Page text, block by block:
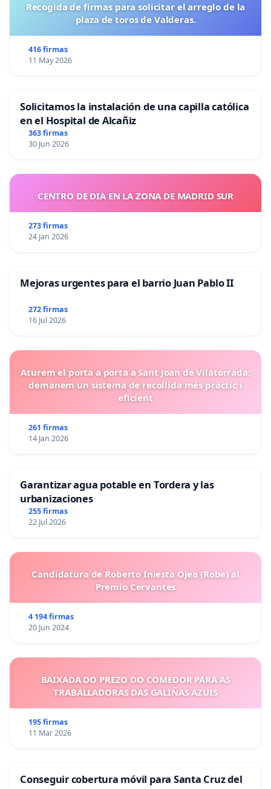
Recogida de firmas para solicitar el arreglo de la
plaza de toros de Valderas.
416 firmas
11 May 2026
Solicitamos la instalación de una capilla católica
en el Hospital de Alcañiz
363 firmas
30 Jun 2026
CENTRO DE DIA EN LA ZONA DE MADRID SUR
273 firmas
24 Jan 2026
Mejoras urgentes para el barrio Juan Pablo II
272 firmas
16 Jul 2026
Aturem el porta a porta a Sant Joan de Vilatorrada:
demanem un sistema de recollida més pràctic i
eficient
261 firmas
14 Jan 2026
Garantizar agua potable en Tordera y las
urbanizaciones
255 firmas
22 Jul 2026
Candidatura de Roberto Iniesta Ojea (Robe) al
Premio Cervantes
4 194 firmas
20 Jun 2024
BAIXADA DO PREZO DO COMEDOR PARA AS
TRABALLADORAS DAS GALIÑAS AZUIS
195 firmas
11 Mar 2026
Conseguir cobertura móvil para Santa Cruz del